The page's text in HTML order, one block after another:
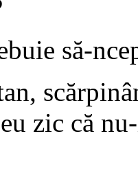
să-
zic că